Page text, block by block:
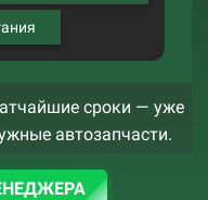
сроки — уже
автозапчасти.